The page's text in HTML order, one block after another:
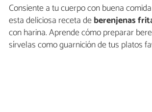
Consiente a tu cuerpo con buena
esta deliciosa receta deberenjenas
con harina. Aprende cómo preparar
sírvelas como guarnición de tus platos